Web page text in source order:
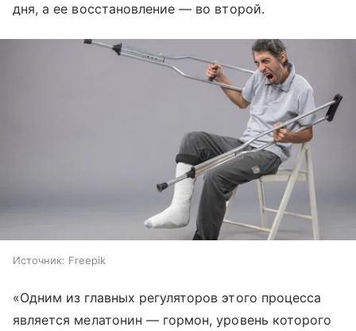
дня, а ее восстановление — во второй.
Источник: Freepik
«Одним из главных регуляторов этого процесса
является мелатонин — гормон, уровень которого